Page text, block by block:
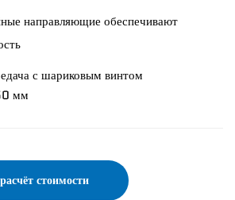
направляющие обеспечивают
с шариковым винтом
мм
стоимости